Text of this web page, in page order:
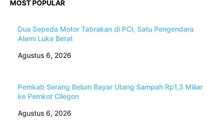
MOST POPULAR
Dua Sepeda Motor Tabrakan di PCI, Satu Pengendara
Alami Luka Berat
Agustus 6, 2026
Pemkab Serang Belum Bayar Utang Sampah Rp1,3 Miliar
ke Pemkot Cilegon
Agustus 6, 2026